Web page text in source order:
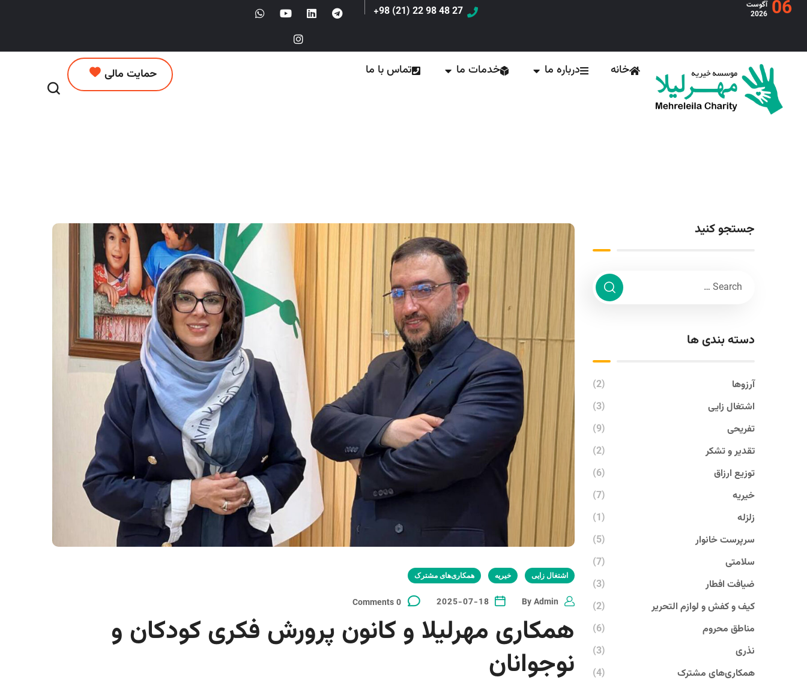
06 آگوست
2026
27 48 98 22 (21) 98+
خانه درباره ما خدمات ما تماس با ما حمایت مالی
اشتغال زایی خیریه همکاری‌های مشترک
ByAdmin
2025-07-18
0 Comments
همکاری مهرلیلا و کانون پرورش فکری کودکان و
نوجوانان
جستجو کنید
دسته بندی ها
آرزوها
(2)
اشتغال زایی
(3)
تفریحی
(9)
تقدیر و تشکر
(2)
توزیع ارزاق
(6)
خیریه
(7)
زلزله
(1)
سرپرست خانوار
(5)
سلامتی
(7)
ضیافت افطار
(3)
کیف و کفش و لوازم التحریر
(2)
مناطق محروم
(6)
نذری
(3)
همکاری‌های مشترک
(4)